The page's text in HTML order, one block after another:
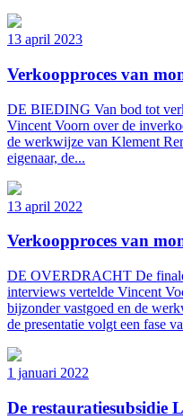
13 april 2023
Verkoopproces van
DE BIEDING Van bod tot
Vincent Voorn over de
de werkwijze van Klement
eigenaar, de...
13 april 2022
Verkoopproces van
DE OVERDRACHT De
interviews vertelde Vincent
bijzonder vastgoed en de
de presentatie volgt een fase
1 januari 2022
De restauratiesubsidie